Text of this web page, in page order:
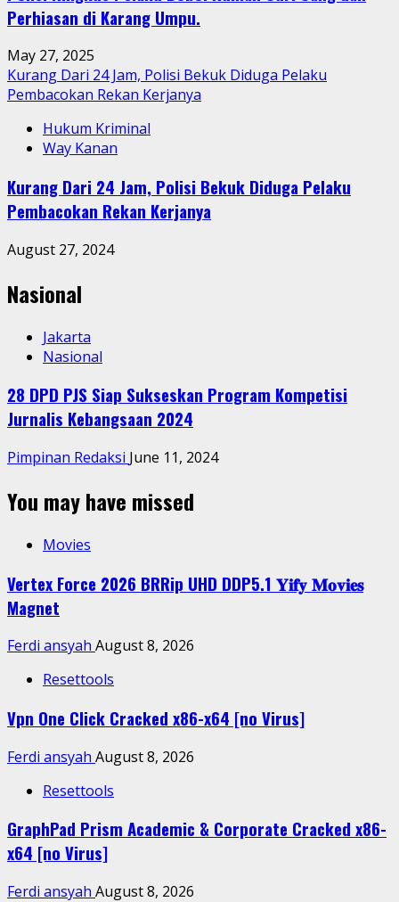
Perhiasan di Karang Umpu.
May 27, 2025
Kurang Dari 24 Jam, Polisi Bekuk Diduga Pelaku
Pembacokan Rekan Kerjanya
Hukum Kriminal
Way Kanan
Kurang Dari 24 Jam, Polisi Bekuk Diduga Pelaku
Pembacokan Rekan Kerjanya
August 27, 2024
Nasional
Jakarta
Nasional
28 DPD PJS Siap Sukseskan Program Kompetisi
Jurnalis Kebangsaan 2024
Pimpinan Redaksi June 11, 2024
You may have missed
Movies
Vertex Force 2026 BRRip UHD DDP5.1 𝐘𝐢𝐟𝐲 𝐌𝐨𝐯𝐢𝐞𝐬
Magnet
Ferdi ansyah August 8, 2026
Resettools
Vpn One Click Cracked x86-x64 [no Virus]
Ferdi ansyah August 8, 2026
Resettools
GraphPad Prism Academic & Corporate Cracked x86-
x64 [no Virus]
Ferdi ansyah August 8, 2026